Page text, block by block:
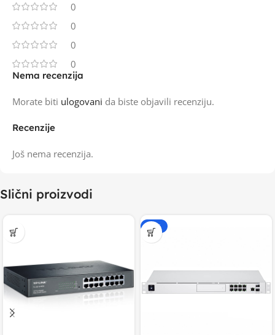
0
0
0
0
Recenzije
Još nema recenzija.
Nema recenzija
Morate biti ulogovani da biste objavili recenziju.
Slični proizvodi
-20%